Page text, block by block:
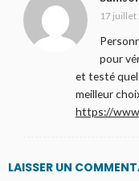
17 juillet
pour
et testé
meilleur
https://
LAISSER UN